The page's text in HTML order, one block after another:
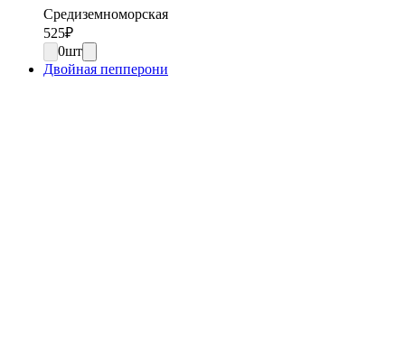
Средиземноморская
525₽
0шт
Двойная пепперони